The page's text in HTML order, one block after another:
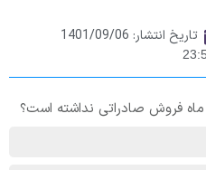
تاریخ انتشار: 1401/09/06
فروش صادراتی نداشته است؟